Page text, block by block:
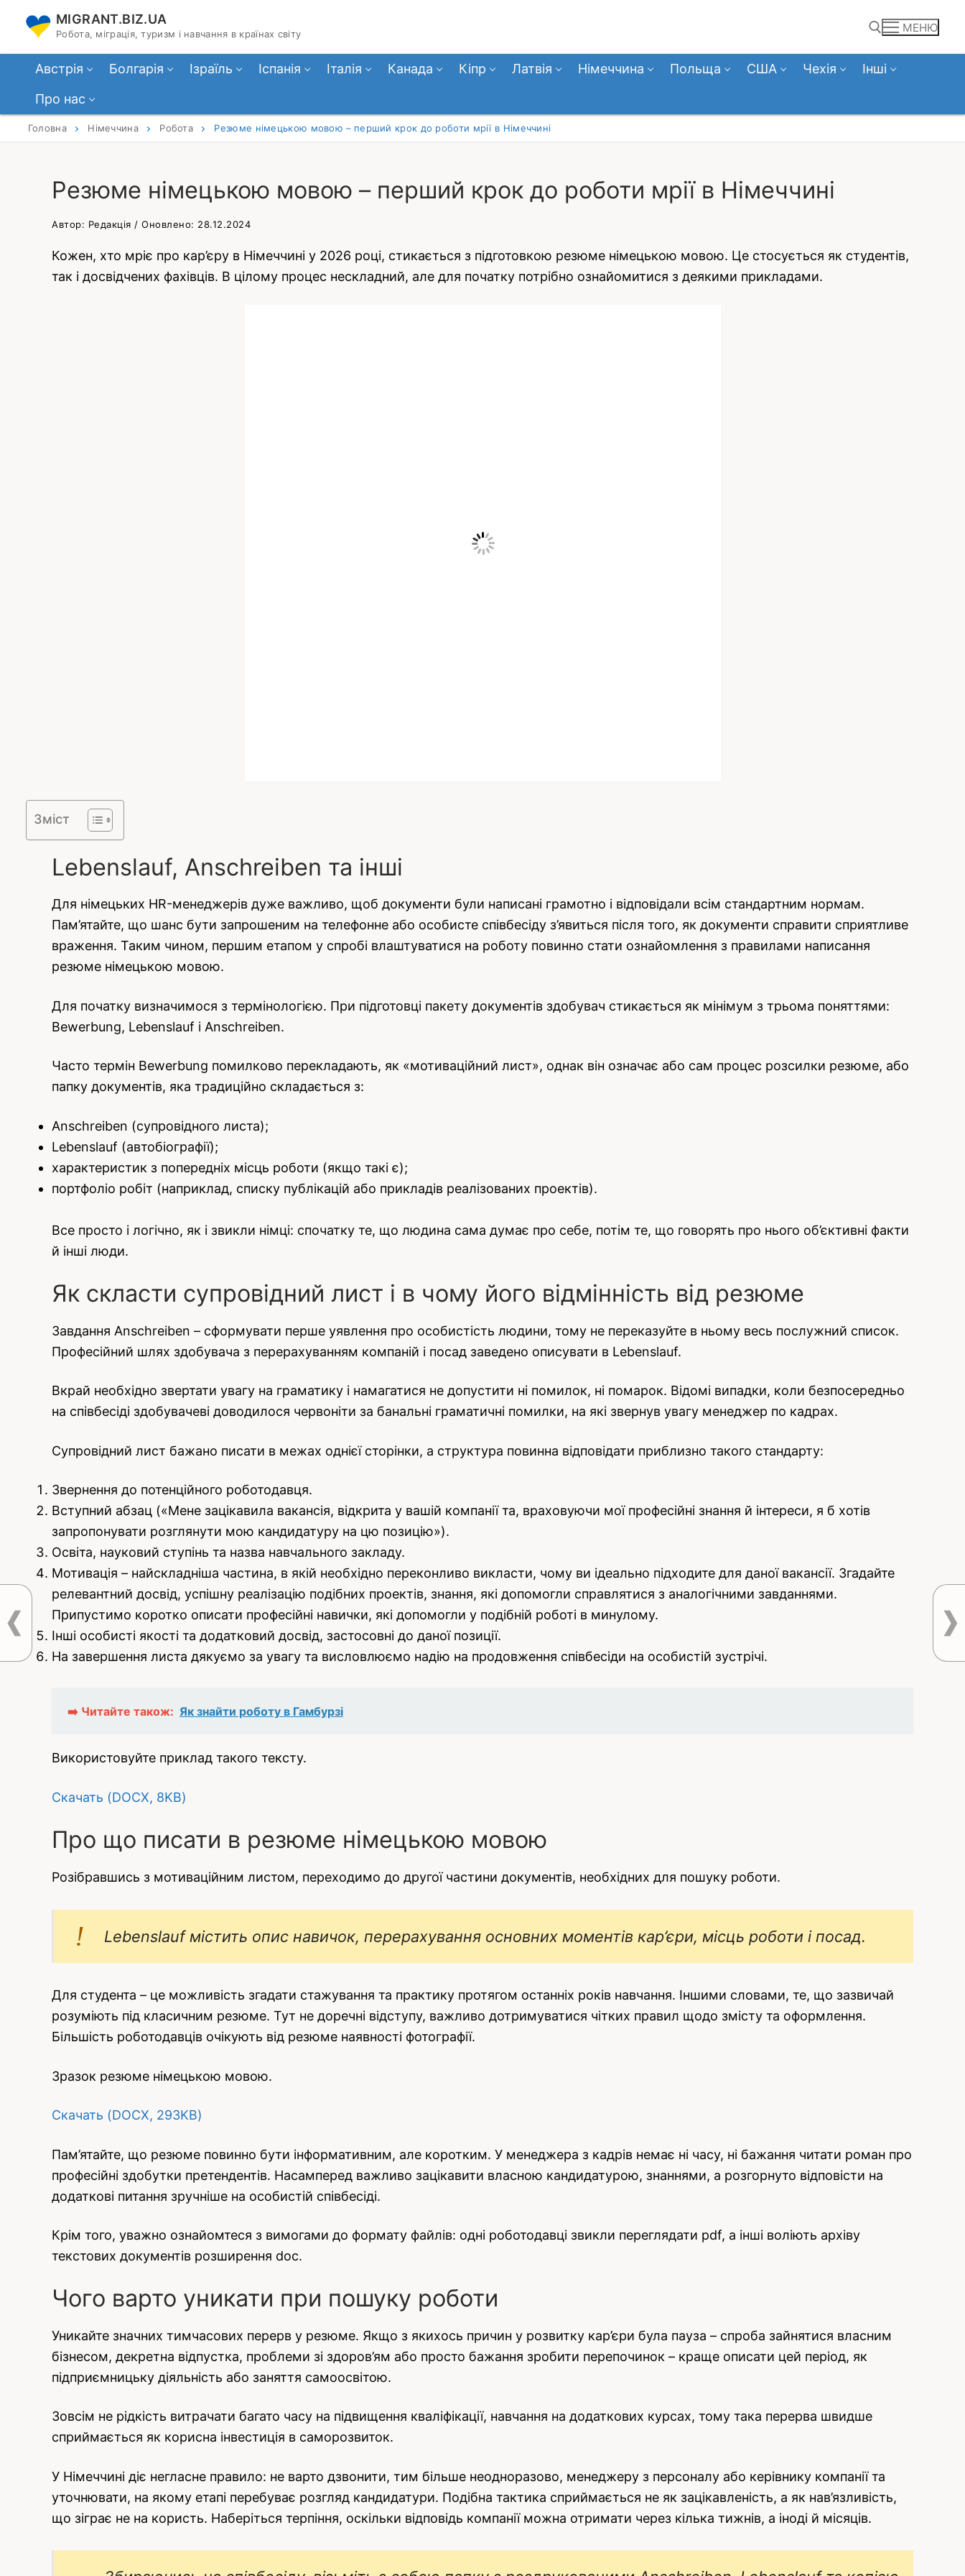
вмісту
MIGRANT.BIZ.UA
Робота, міграція, туризм і навчання в країнах світу МЕНЮ
Австрія Болгарія Ізраїль Іспанія Італія Канада Кіпр Латвія Німеччина Польща США Чехія
Інші
Про нас
Головна Німеччина Робота Резюме німецькою мовою – перший крок до роботи мрії в Німеччині
Резюме німецькою мовою – перший крок до роботи мрії в Німеччині
Автор: Редакція / Оновлено: 28.12.2024
Кожен, хто мріє про кар’єру в Німеччині у 2026 році, стикається з підготовкою резюме німецькою мовою. Це стосується як студентів,
так і досвідчених фахівців. В цілому процес нескладний, але для початку потрібно ознайомитися з деякими прикладами.
Зміст
Lebenslauf, Anschreiben та інші
Для німецьких HR-менеджерів дуже важливо, щоб документи були написані грамотно і відповідали всім стандартним нормам.
Пам’ятайте, що шанс бути запрошеним на телефонне або особисте співбесіду з’явиться після того, як документи справити сприятливе
враження. Таким чином, першим етапом у спробі влаштуватися на роботу повинно стати ознайомлення з правилами написання
резюме німецькою мовою.
Для початку визначимося з термінологією. При підготовці пакету документів здобувач стикається як мінімум з трьома поняттями:
Bewerbung, Lebenslauf і Anschreiben.
Часто термін Bewerbung помилково перекладають, як «мотиваційний лист», однак він означає або сам процес розсилки резюме, або
папку документів, яка традиційно складається з:
Anschreiben (супровідного листа);
Lebenslauf (автобіографії);
характеристик з попередніх місць роботи (якщо такі є);
портфоліо робіт (наприклад, списку публікацій або прикладів реалізованих проектів).
Все просто і логічно, як і звикли німці: спочатку те, що людина сама думає про себе, потім те, що говорять про нього об’єктивні факти
й інші люди.
Як скласти супровідний лист і в чому його відмінність від резюме
Завдання Anschreiben – сформувати перше уявлення про особистість людини, тому не переказуйте в ньому весь послужний список.
Професійний шлях здобувача з перерахуванням компаній і посад заведено описувати в Lebenslauf.
Вкрай необхідно звертати увагу на граматику і намагатися не допустити ні помилок, ні помарок. Відомі випадки, коли безпосередньо
на співбесіді здобувачеві доводилося червоніти за банальні граматичні помилки, на які звернув увагу менеджер по кадрах.
Супровідний лист бажано писати в межах однієї сторінки, а структура повинна відповідати приблизно такого стандарту:
Звернення до потенційного роботодавця.
Вступний абзац («Мене зацікавила вакансія, відкрита у вашій компанії та, враховуючи мої професійні знання й інтереси, я б хотів
запропонувати розглянути мою кандидатуру на цю позицію»).
Освіта, науковий ступінь та назва навчального закладу.
Мотивація – найскладніша частина, в якій необхідно переконливо викласти, чому ви ідеально підходите для даної вакансії. Згадайте
релевантний досвід, успішну реалізацію подібних проектів, знання, які допомогли справлятися з аналогічними завданнями.
Припустимо коротко описати професійні навички, які допомогли у подібній роботі в минулому.
Інші особисті якості та додатковий досвід, застосовні до даної позиції.
На завершення листа дякуємо за увагу та висловлюємо надію на продовження співбесіди на особистій зустрічі.
➡️ Читайте також: Як знайти роботу в Гамбурзі
Використовуйте приклад такого тексту.
Скачать (DOCX, 8KB)
Про що писати в резюме німецькою мовою
Розібравшись з мотиваційним листом, переходимо до другої частини документів, необхідних для пошуку роботи.
Lebenslauf містить опис навичок, перерахування основних моментів кар’єри, місць роботи і посад.
Для студента – це можливість згадати стажування та практику протягом останніх років навчання. Іншими словами, те, що зазвичай
розуміють під класичним резюме. Тут не доречні відступу, важливо дотримуватися чітких правил щодо змісту та оформлення.
Більшість роботодавців очікують від резюме наявності фотографії.
Зразок резюме німецькою мовою.
Скачать (DOCX, 293KB)
Пам’ятайте, що резюме повинно бути інформативним, але коротким. У менеджера з кадрів немає ні часу, ні бажання читати роман про
професійні здобутки претендентів. Насамперед важливо зацікавити власною кандидатурою, знаннями, а розгорнуто відповісти на
додаткові питання зручніше на особистій співбесіді.
Крім того, уважно ознайомтеся з вимогами до формату файлів: одні роботодавці звикли переглядати pdf, а інші воліють архіву
текстових документів розширення doc.
Чого варто уникати при пошуку роботи
Уникайте значних тимчасових перерв у резюме. Якщо з якихось причин у розвитку кар’єри була пауза – спроба зайнятися власним
бізнесом, декретна відпустка, проблеми зі здоров’ям або просто бажання зробити перепочинок – краще описати цей період, як
підприємницьку діяльність або заняття самоосвітою.
Зовсім не рідкість витрачати багато часу на підвищення кваліфікації, навчання на додаткових курсах, тому така перерва швидше
сприймається як корисна інвестиція в саморозвиток.
У Німеччині діє негласне правило: не варто дзвонити, тим більше неодноразово, менеджеру з персоналу або керівнику компанії та
уточнювати, на якому етапі перебуває розгляд кандидатури. Подібна тактика сприймається не як зацікавленість, а як нав’язливість,
що зіграє не на користь. Наберіться терпіння, оскільки відповідь компанії можна отримати через кілька тижнів, а іноді й місяців.